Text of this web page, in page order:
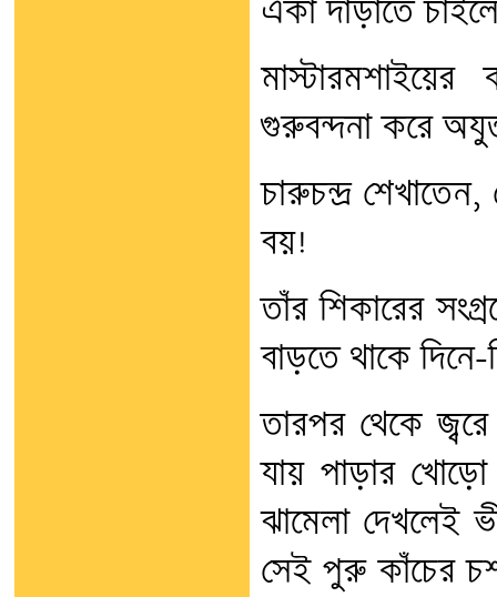
একা দাঁড়াতে
গুরুবন্দনা করে
চারুচন্দ্র
বয়!
তাঁর শিকারের
বাড়তে থাকে দিনে-
তারপর থেকে
যায় পাড়ার
ঝামেলা দেখলেই
সেই পুরু কাঁচের